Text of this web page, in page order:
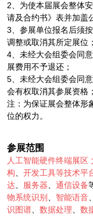
2、为使本届展会整体
请及合约书》表并加盖
3、参展单位报名后须
调整或取消其所定展位；
4、未经大会组委会同
展费用不予退还；
5、未经大会组委会同
会有权取消其参展资格；
注：为保证展会整体形
位的权力。
参展范围
人工智能硬件终端展区
构
开发工具等技术平
达
服务器 通信设备
物系统识别
智能语音
识图谱
数据处理 数